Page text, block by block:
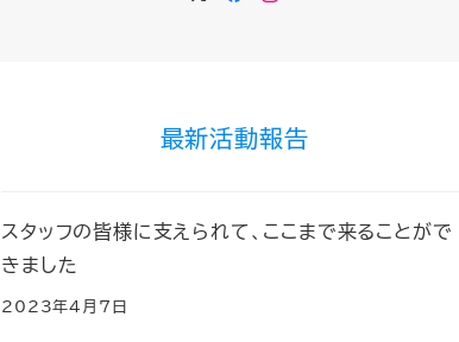
最新活動報告
スタッフの皆様に支えられて、ここまで来ることがで
きました
2023年4月7日